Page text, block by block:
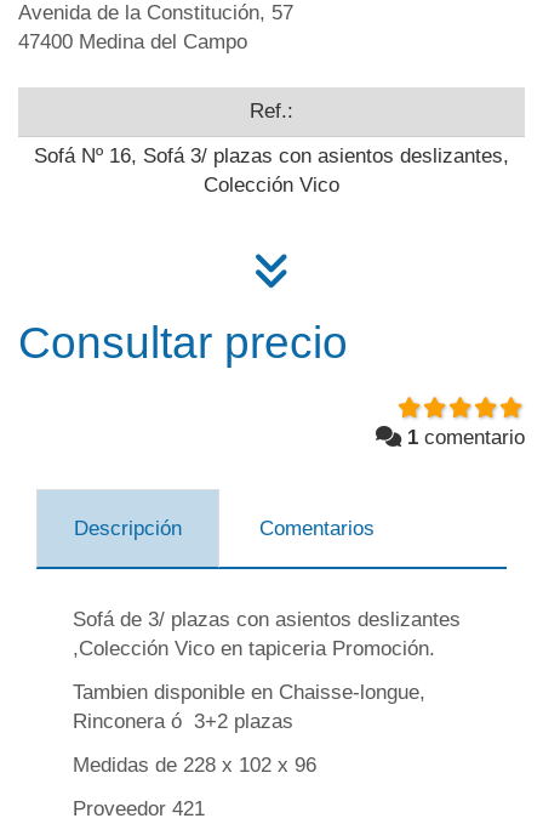
Avenida de la Constitución, 57
47400 Medina del Campo
Ref.:
Sofá Nº 16, Sofá 3/ plazas con asientos deslizantes,
Colección Vico
Consultar precio
1 comentario
Descripción Comentarios
Sofá de 3/ plazas con asientos deslizantes
,Colección Vico en tapiceria Promoción.
Tambien disponible en Chaisse-longue,
Rinconera ó 3+2 plazas
Medidas de 228 x 102 x 96
Proveedor 421